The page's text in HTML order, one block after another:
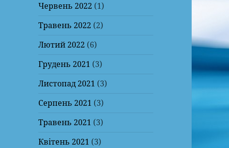
Червень 2022 (1)
Травень 2022 (2)
Лютий 2022 (6)
Грудень 2021 (3)
Листопад 2021 (3)
Серпень 2021 (3)
Травень 2021 (3)
Квітень 2021 (3)